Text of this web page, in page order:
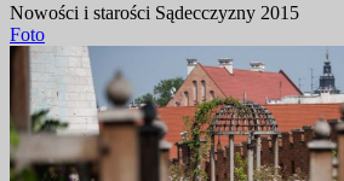
Nowości i starości Sądecczyzny 2015
Foto